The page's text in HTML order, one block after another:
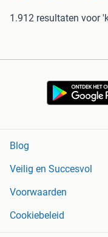
1.912 resultaten voor
Blog
Veilig en Succesvol
Voorwaarden
Cookiebeleid